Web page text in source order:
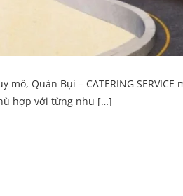
Quán Bụi – CATERING
hợp với từng nhu […]